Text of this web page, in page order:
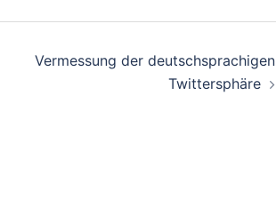
Vermessung der deutschsprachigen
Twittersphäre